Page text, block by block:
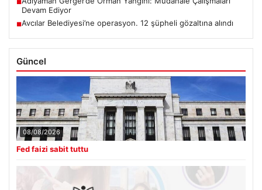
■
Devam Ediyor
■Avcılar Belediyesi’ne operasyon. 12 şüpheli gözaltına alındı
Güncel
08/08/2026
Fed faizi sabit tuttu